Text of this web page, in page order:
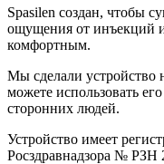
Spasilen создан, чтобы
ощущения от инъекций и
комфортным.
Мы сделали устройство
можете использовать
сторонних людей.
Устройство имеет
Росздравнадзора № РЗН